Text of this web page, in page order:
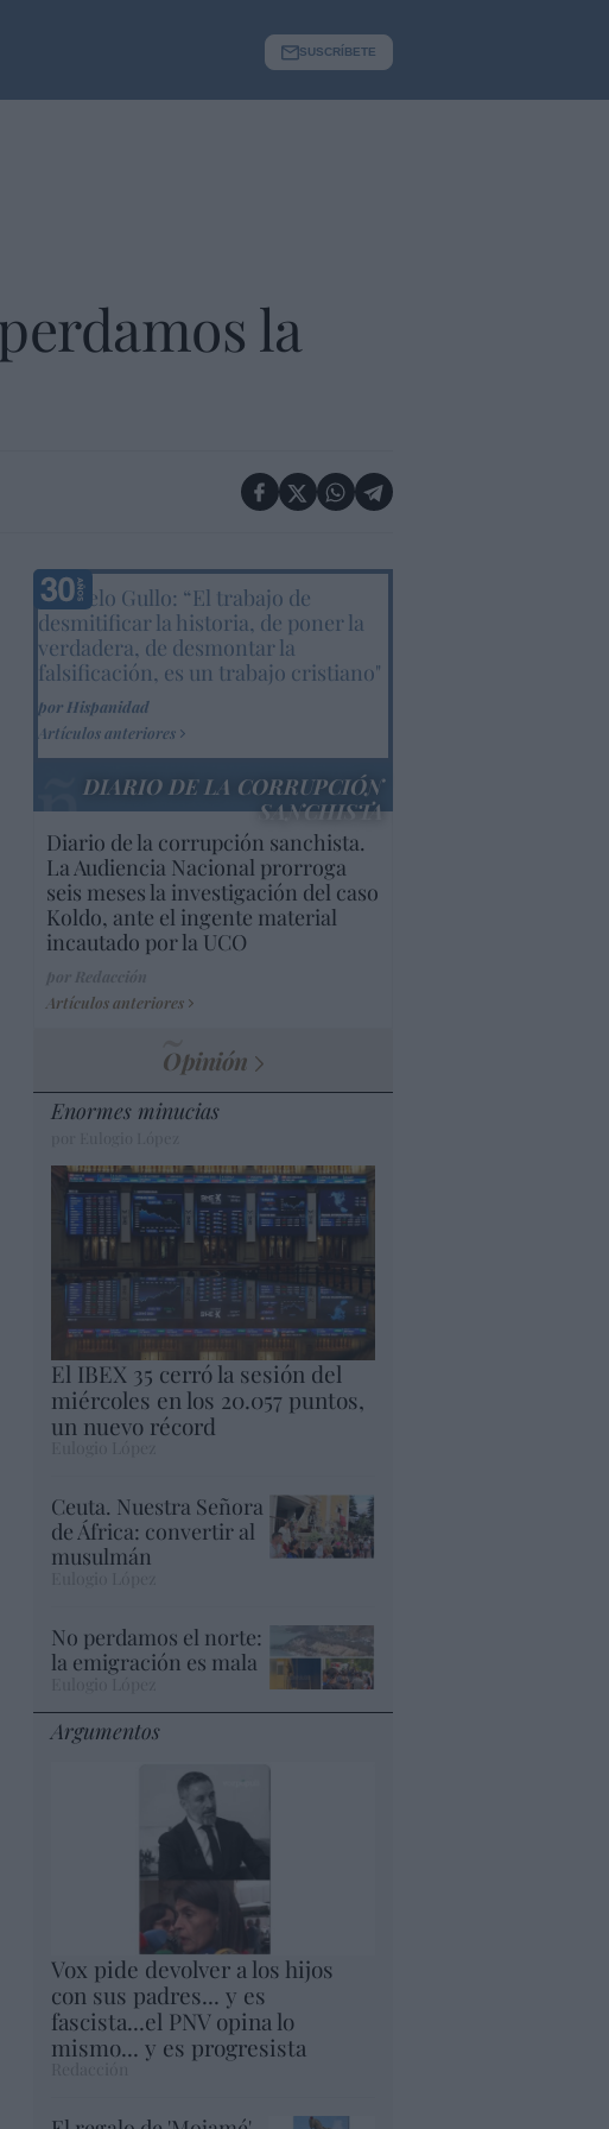
SUSCRÍBETE
la
Marcelo Gullo: “El trabajo de
desmitificar la historia, de poner la
verdadera, de desmontar la
falsificación, es un trabajo cristiano"
por Hispanidad
Artículos anteriores
DIARIO DE LA CORRUPCIÓN
SANCHISTA
Diario de la corrupción sanchista.
La Audiencia Nacional prorroga
seis meses la investigación del caso
Koldo, ante el ingente material
incautado por la UCO
Artículos anteriores
Opinión
Enormes minucias
El IBEX 35 cerró la sesión del
miércoles en los 20.057 puntos,
un nuevo récord
Ceuta. Nuestra Señora
de África: convertir al
musulmán
No perdamos el norte:
la emigración es mala
Argumentos
Vox pide devolver a los hijos
con sus padres... y es
fascista...el PNV opina lo
mismo... y es progresista